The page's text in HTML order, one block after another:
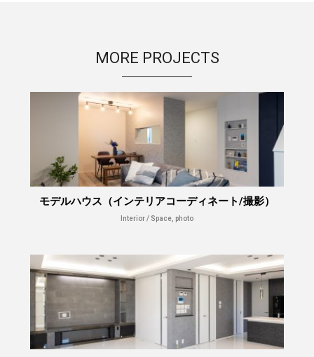
MORE PROJECTS
モデルハウス（インテリアコーディネート/撮影）
Interior / Space, photo